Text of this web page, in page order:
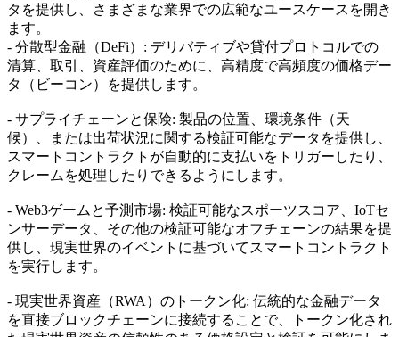
タを提供し、さまざまな業界での広範なユースケースを開き
ます。
- 分散型金融（DeFi）: デリバティブや貸付プロトコルでの
清算、取引、資産評価のために、高精度で高頻度の価格デー
タ（ビーコン）を提供します。
- サプライチェーンと保険: 製品の位置、環境条件（天
候）、または出荷状況に関する検証可能なデータを提供し、
スマートコントラクトが自動的に支払いをトリガーしたり、
クレームを処理したりできるようにします。
- Web3ゲームと予測市場: 検証可能なスポーツスコア、IoTセ
ンサーデータ、その他の検証可能なオフチェーンの結果を提
供し、現実世界のイベントに基づいてスマートコントラクト
を実行します。
- 現実世界資産（RWA）のトークン化: 伝統的な金融データ
を直接ブロックチェーンに接続することで、トークン化され